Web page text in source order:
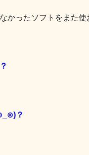
かったソフトをまた使
？